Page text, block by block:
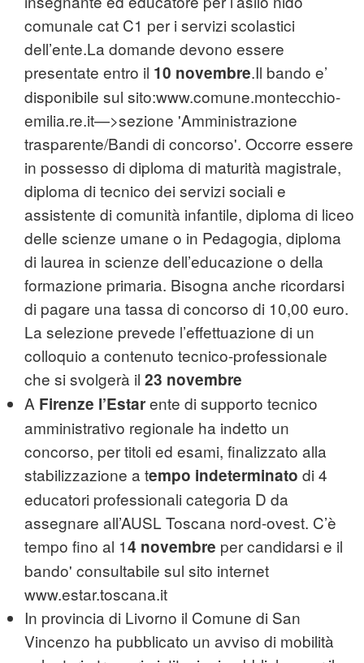
comunale cat C1 per i servizi scolastici
dell’ente.La domande devono essere
presentate entro il 10 novembre.Il bando e’
disponibile sul sito:www.comune.montecchio-
emilia.re.it—>sezione 'Amministrazione
trasparente/Bandi di concorso'. Occorre essere
in possesso di diploma di maturità magistrale,
diploma di tecnico dei servizi sociali e
assistente di comunità infantile, diploma di liceo
delle scienze umane o in Pedagogia, diploma
di laurea in scienze dell’educazione o della
formazione primaria. Bisogna anche ricordarsi
di pagare una tassa di concorso di 10,00 euro.
La selezione prevede l’effettuazione di un
colloquio a contenuto tecnico-professionale
che si svolgerà il 23 novembre
A Firenze l’Estarente di supporto tecnico
amministrativo regionale ha indetto un
concorso, per titoli ed esami, finalizzato alla
stabilizzazione a tempo indeterminato di 4
educatori professionali categoria D da
assegnare all’AUSL Toscana nord-ovest. C’è
tempo fino al 14 novembre per candidarsi e il
bando' consultabile sul sito internet
www.estar.toscana.it
In provincia di Livorno il Comune di San
Vincenzo ha pubblicato un avviso di mobilità